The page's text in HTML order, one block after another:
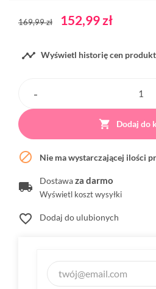
169,99 zł 152,99 zł
 Wyświetl historię cen
 Dodaj do
 Nie ma wystarczającej ilości
Dostawaza darmo
Wyświetl koszt wysyłki
favorite_border Dodaj do ulubionych